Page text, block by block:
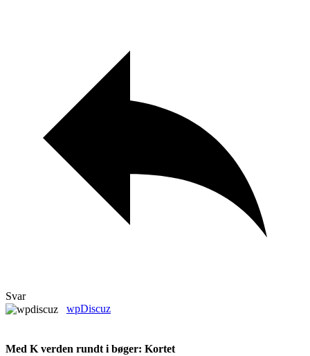
Svar
wpDiscuz
Med K verden rundt i bøger: Kortet